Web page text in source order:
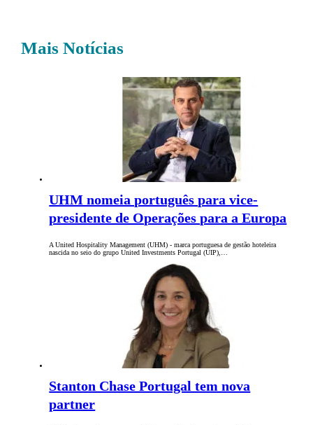
Mais Notícias
UHM nomeia português para vice-
presidente de Operações para a Europa
A United Hospitality Management (UHM) - marca portuguesa de gestão hoteleira
nascida no seio do grupo United Investments Portugal (UIP),…
Stanton Chase Portugal tem nova
partner